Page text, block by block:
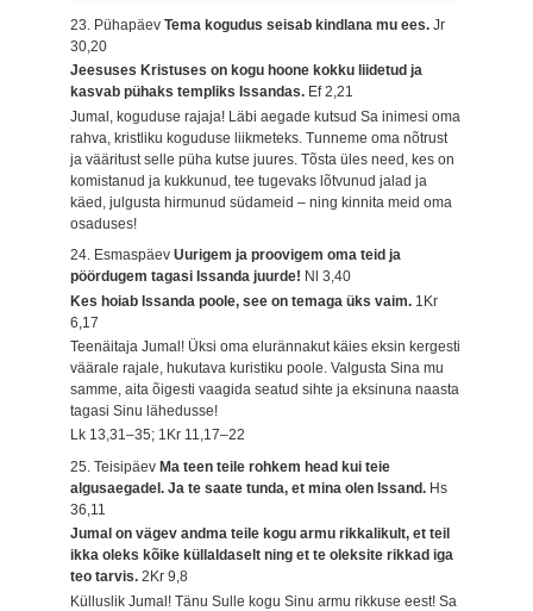
23. PühapäevTema kogudus seisab kindlana mu ees.Jr
30,20
Jeesuses Kristuses on kogu hoone kokku liidetud ja
kasvab pühaks templiks Issandas. Ef 2,21
Jumal, koguduse rajaja! Läbi aegade kutsud Sa inimesi oma
rahva, kristliku koguduse liikmeteks. Tunneme oma nõtrust
ja vääritust selle püha kutse juures. Tõsta üles need, kes on
komistanud ja kukkunud, tee tugevaks lõtvunud jalad ja
käed, julgusta hirmunud südameid – ning kinnita meid oma
osaduses!
24. EsmaspäevUurigem ja proovigem oma teid ja
pöördugem tagasi Issanda juurde! Nl 3,40
Kes hoiab Issanda poole, see on temaga üks vaim. 1Kr
6,17
Teenäitaja Jumal! Üksi oma elurännakut käies eksin kergesti
väärale rajale, hukutava kuristiku poole. Valgusta Sina mu
samme, aita õigesti vaagida seatud sihte ja eksinuna naasta
tagasi Sinu lähedusse!
Lk 13,31–35; 1Kr 11,17–22
25. TeisipäevMa teen teile rohkem head kui teie
algusaegadel. Ja te saate tunda, et mina olen Issand. Hs
36,11
Jumal on vägev andma teile kogu armu rikkalikult, et teil
ikka oleks kõike küllaldaselt ning et te oleksite rikkad iga
teo tarvis.2Kr 9,8
Külluslik Jumal! Tänu Sulle kogu Sinu armu rikkuse eest! Sa